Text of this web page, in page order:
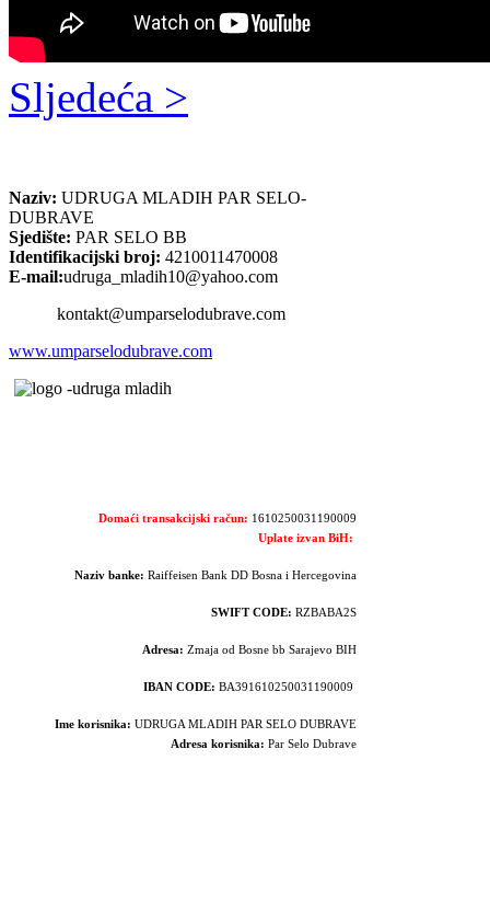
Sljedeća >
Naziv: UDRUGA MLADIH PAR SELO-
DUBRAVE
Sjedište: PAR SELO BB
Identifikacijski broj: 4210011470008
E-mail:udruga_mladih10@yahoo.com
kontakt@umparselodubrave.com
www.umparselodubrave.com
Domaći transakcijski račun: 1610250031190009
Uplate izvan BiH:
Naziv banke: Raiffeisen Bank DD Bosna i Hercegovina
SWIFT CODE: RZBABA2S
Adresa:Zmaja od Bosne bb Sarajevo BIH
IBAN CODE: BA391610250031190009
Ime korisnika: UDRUGA MLADIH PAR SELO DUBRAVE
Adresa korisnika: Par Selo Dubrave